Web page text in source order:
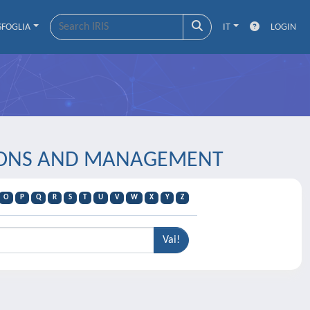
IT LOGIN
AND MANAGEMENT
O P Q R S T U V W X Y Z